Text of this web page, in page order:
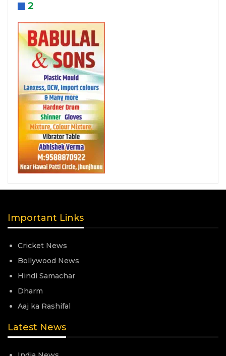
2
Important Links
Cricket News
Bollywood News
Hindi Samachar
Dharm
Aaj ka Rashifal
Latest News